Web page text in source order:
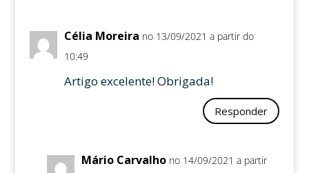
Célia Moreira no 13/09/2021 a partir do
10:49
Artigo excelente! Obrigada!
Responder
Mário Carvalho no 14/09/2021 a partir